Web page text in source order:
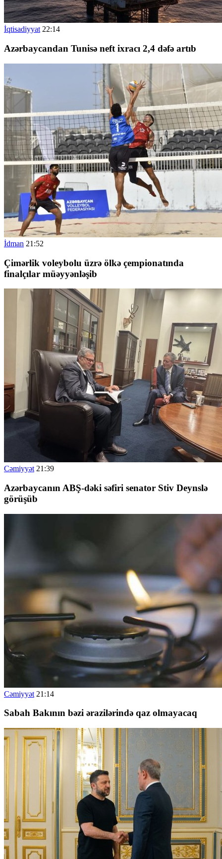
İqtisadiyyat 22:14
Azərbaycandan Tunisə neft ixracı 2,4 dəfə artıb
İdman 21:52
Çimərlik voleybolu üzrə ölkə çempionatında
finalçılar müəyyənləşib
Cəmiyyət 21:39
Azərbaycanın ABŞ-dəki səfiri senator Stiv Deynslə
görüşüb
Cəmiyyət 21:14
Sabah Bakının bəzi ərazilərində qaz olmayacaq